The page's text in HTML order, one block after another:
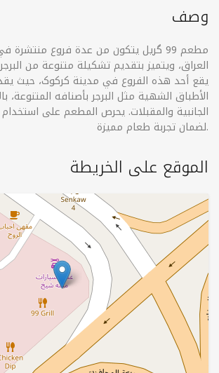
وصف
مطعم 99 گریل يتكون من عدة فروع منتشرة
العراق، ويتميز بتقديم تشكيلة متنوعة من
یقع أحد هذه الفروع في مدينة کرکوک، حيث
الأطباق الشهية مثل البرجر بأصنافه المتنوعة،
الجانبية والمقبلات. يحرص المطعم على
لضمان تجربة طعام مميزة.
الموقع على الخريطة